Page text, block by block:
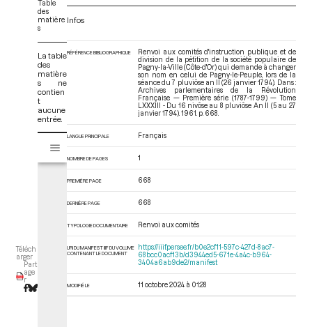
Téléch
arger
Part
age
r
Table
des
matière
s
La table
des
matière
s ne
contien
t
aucune
entrée.
s
M
Tome LXXXIII - Du 16 nivôse au 8 pluviôse An II (5 au 27 janvier 1794)
Infos
RÉFÉRENCE BIBLIOGRAPHIQUE
Renvoi aux comités d'instruction publique et de
division de la pétition de la société populaire de
Pagny-la-Ville (Côte-d'Or) qui demande à changer
son nom en celui de Pagny-le-Peuple, lors de la
séance du 7 pluviôse an II (26 janvier 1794). Dans :
Archives parlementaires de la Révolution
Française — Première série (1787-1799) — Tome
LXXXIII - Du 16 nivôse au 8 pluviôse An II (5 au 27
janvier 1794) . 1961. p. 668.
LANGUE PRINCIPALE Français
NOMBRE DE PAGES 1
PREMIÈRE PAGE 668
DERNIÈRE PAGE 668
TYPOLOGIE DOCUMENTAIRE Renvoi aux comités
URI DU MANIFEST IIIF DU VOLUME
CONTENANT LE DOCUMENT
https://iiif.persee.fr/b0e2cf11-597c-427d-8ac7-
68bcc0acf13b/d3944ed5-671e-4a4c-b964-
3404a6ab9de2/manifest
MODIFIÉ LE 11 octobre 2024 à 01:28